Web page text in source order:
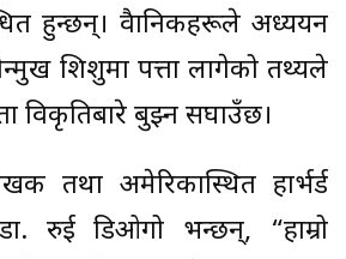
हुन्छन्। वैज्ञानिकहरूले अध्ययन
शिशुमा पत्ता लागेको तथ्यले
विकृतिबारे बुझ्न सघाउँछ।
तथा अमेरिकास्थित हार्भर्ड
डा. रुई डिओगो भन्छन्, “हाम्रो